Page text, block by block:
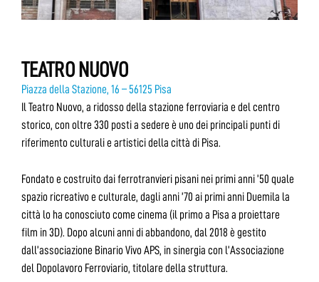
TEATRO NUOVO
Piazza della Stazione, 16 – 56125 Pisa
Il Teatro Nuovo, a ridosso della stazione ferroviaria e del centro
storico, con oltre 330 posti a sedere è uno dei principali punti di
riferimento culturali e artistici della città di Pisa.
Fondato e costruito dai ferrotranvieri pisani nei primi anni ’50 quale
spazio ricreativo e culturale, dagli anni ’70 ai primi anni Duemila la
città lo ha conosciuto come cinema (il primo a Pisa a proiettare
film in 3D). Dopo alcuni anni di abbandono, dal 2018 è gestito
dall’associazione Binario Vivo APS, in sinergia con l’Associazione
del Dopolavoro Ferroviario, titolare della struttura.